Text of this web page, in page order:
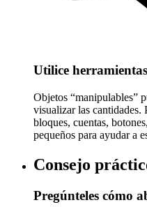
Utilice
Objetos “manipulables”
visualizar las cantidades.
bloques, cuentas,
pequeños para ayudar a
Consejo
Pregúnteles cómo